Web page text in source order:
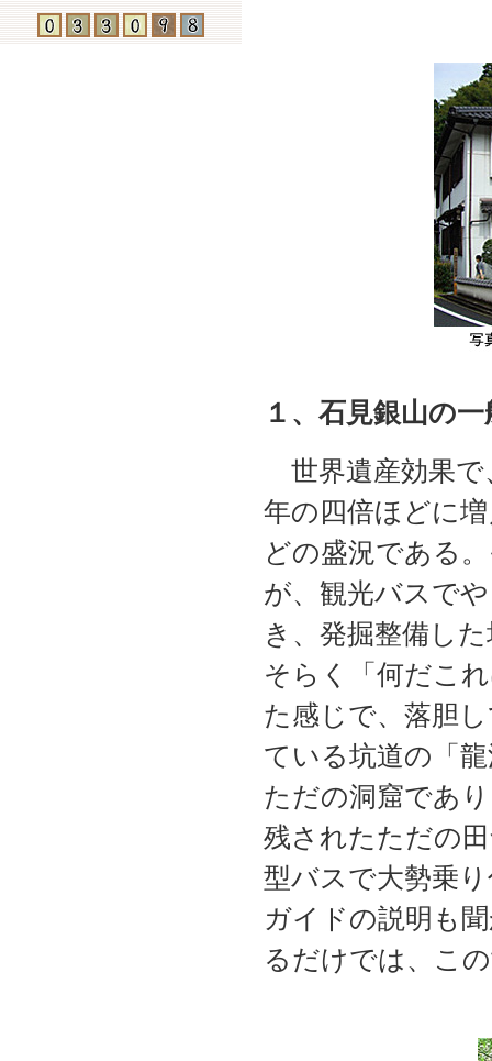
１、石見銀山の
世界遺産効果で
年の四倍ほどに
どの盛況である
が、観光バスで
き、発掘整備し
そらく「何だこ
た感じで、落胆
ている坑道の「
ただの洞窟であ
残されたただの
型バスで大勢乗
ガイドの説明も
るだけでは、こ